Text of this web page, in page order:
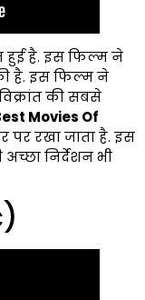
हुई है. इस फिल्म ने
है. इस फिल्म ने
की सबसे
Movies Of
पर रखा जाता है. इस
निर्देशन भी